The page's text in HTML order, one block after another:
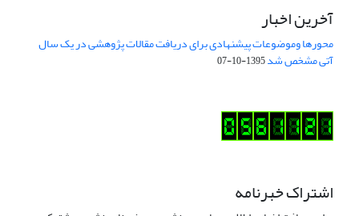
آخرین اخبار
محورها وموضوعات پیشنهادی برای دریافت مقالات پژوهشی در یک سال
آتی مشخص شد1395-10-07
اشتراک خبرنامه